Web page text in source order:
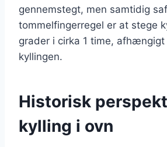
gennemstegt, men samtidig
tommelfingerregel er at stege
grader i cirka 1 time,
kyllingen.
Historisk
kylling i ovn